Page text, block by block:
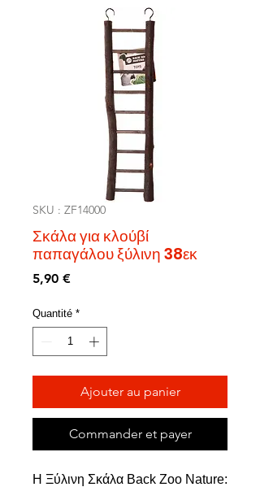
SKU : ZF14000
Σκάλα για κλούβί
παπαγάλου ξύλινη 38εκ
5,90 €Prix
Quantité *
Ajouter au panier
Commander et payer
Η Ξύλινη Σκάλα Back Zoo Nature: